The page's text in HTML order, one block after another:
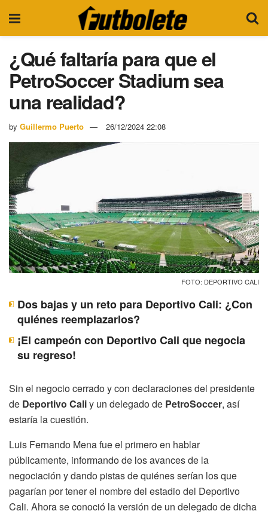
¿Qué faltaría para que el
PetroSoccer Stadium sea
una realidad?
by Guillermo Puerto 26/12/2024 22:08
FOTO: DEPORTIVO CALI
Dos bajas y un reto para Deportivo Cali: ¿Con
quiénes reemplazarlos?
¡El campeón con Deportivo Cali que negocia
su regreso!
Sin el negocio cerrado y con declaraciones del presidente
de Deportivo Caliy un delegado de PetroSoccer, así
estaría la cuestión.
Luis Fernando Mena fue el primero en hablar
públicamente, informando de los avances de la
negociación y dando pistas de quiénes serían los que
pagarían por tener el nombre del estadio del Deportivo
Cali. Ahora se conoció la versión de un delegado de dicha